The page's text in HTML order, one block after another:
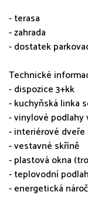
- terasa
- zahrada
- dostatek
Technické
- dispozice 3+kk
- kuchyňská linka
- vinylové
- interiérové
- vestavné skříně
- plastová okna
- teplovodní
- energetická